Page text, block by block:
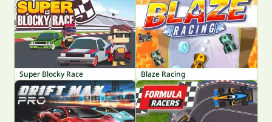
Super Blocky Race Blaze Racing